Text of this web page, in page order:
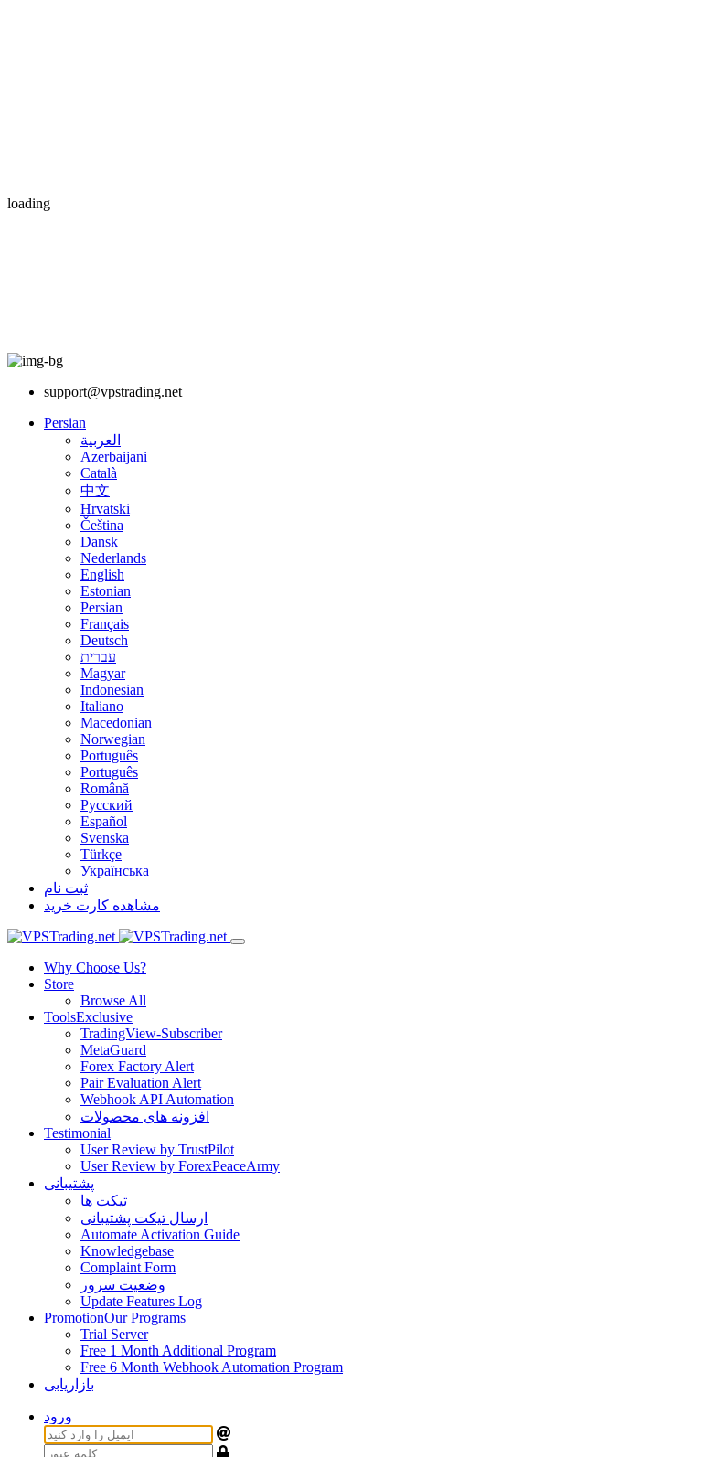
loading
support@vpstrading.net
Persian
العربية
Azerbaijani
Català
中文
Hrvatski
Čeština
Dansk
Nederlands
English
Estonian
Persian
Français
Deutsch
עברית
Magyar
Indonesian
Italiano
Macedonian
Norwegian
Português
Português
Română
Русский
Español
Svenska
Türkçe
Українська
ثبت نام
مشاهده کارت خرید
Why Choose Us?
Store
Browse All
ToolsExclusive
TradingView-Subscriber
MetaGuard
Forex Factory Alert
Pair Evaluation Alert
Webhook API Automation
افزونه های محصولات
Testimonial
User Review by TrustPilot
User Review by ForexPeaceArmy
پشتیبانی
تیکت ها
ارسال تیکت پشتیبانی
Automate Activation Guide
Knowledgebase
Complaint Form
وضعیت سرور
Update Features Log
PromotionOur Programs
Trial Server
Free 1 Month Additional Program
Free 6 Month Webhook Automation Program
بازاریابی
ورود